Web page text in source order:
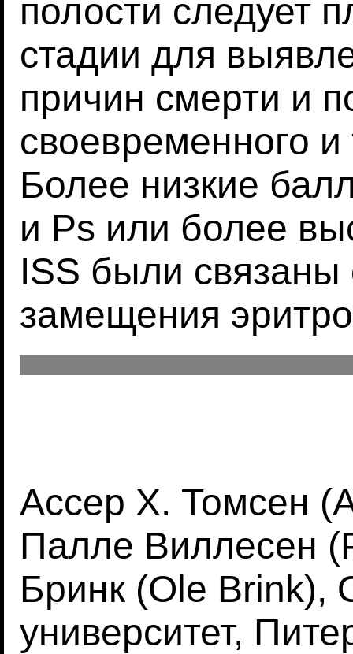
полости следует
стадии для
причин смерти и
своевременного и
Более низкие
и Ps или более
ISS были
замещения
Ассер Х. Томсен
Палле Виллесен
Бринк (Ole Brink),
университет,